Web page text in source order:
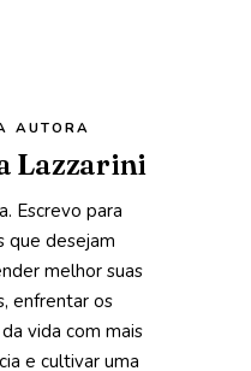
AUTORA
Lazzarini
Escrevo para
que desejam
melhor suas
enfrentar os
vida com mais
e cultivar uma